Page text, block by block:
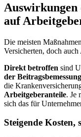
auf
Die meisten
Versicherten, doch
Direkt betroffen sind
der
die
Arbeitgeberanteile. Je
sich das für
Steigende Kosten,